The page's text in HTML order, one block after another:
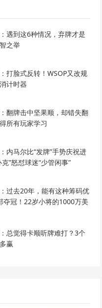
遇到这6种情况，弃牌才是
之举
打脸式反转！WSOP又改规
计时器
翻牌击中坚果顺，却错失翻
所有玩家学习
内马尔比“发牌”手势庆祝进
”怒怼球迷“少管闲事”
过去20年，能有这种筹码优
夺冠！22岁小将的1000万美
总觉得卡顺听牌难打？3个
赢